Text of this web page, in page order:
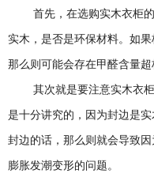
首先，在选购实木衣柜
实木，是否是环保材料。如
那么则可能会存在甲醛含量
其次就是要注意实木衣
是十分讲究的，因为封边是
封边的话，那么则就会导致
膨胀发潮变形的问题。